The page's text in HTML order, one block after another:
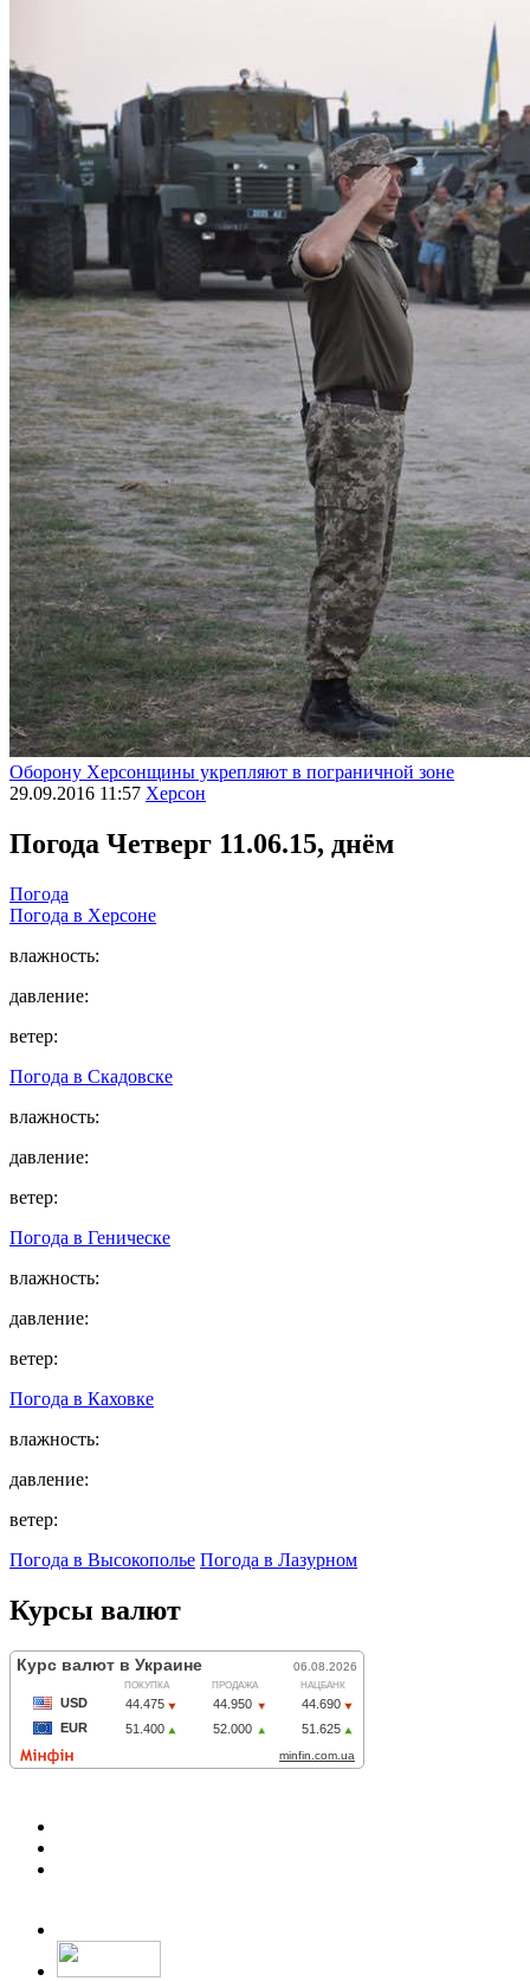
Оборону Херсонщины укрепляют в пограничной зоне
29.09.2016 11:57 Херсон
Погода Четверг 11.06.15, днём
Погода
Погода в Херсоне
влажность:
давление:
ветер:
Погода в Скадовске
влажность:
давление:
ветер:
Погода в Геническе
влажность:
давление:
ветер:
Погода в Каховке
влажность:
давление:
ветер:
Погода в Высокополье Погода в Лазурном
Курсы валют